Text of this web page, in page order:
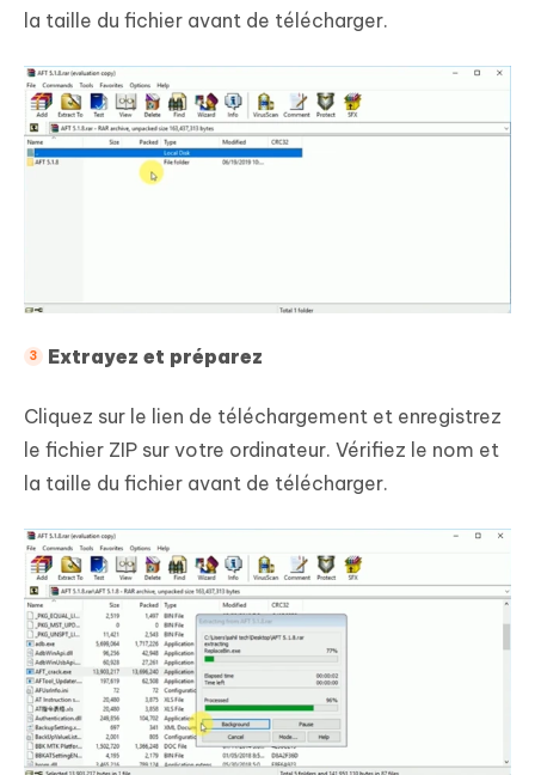
la taille du fichier avant de télécharger.
Extrayez et préparez
Cliquez sur le lien de téléchargement et enregistrez
le fichier ZIP sur votre ordinateur. Vérifiez le nom et
la taille du fichier avant de télécharger.